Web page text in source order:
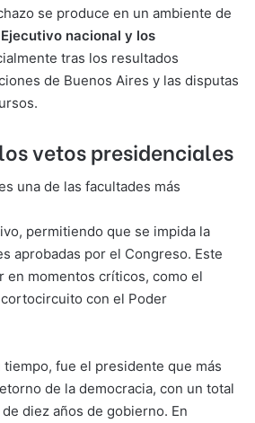
se produce en un ambiente de
nacional y los
tras los resultados
de Buenos Aires y las disputas
vetos presidenciales
una de las facultades más
permitiendo que se impida la
aprobadas por el Congreso. Este
en momentos críticos, como el
con el Poder
tiempo, fue el presidente que más
de la democracia, con un total
diez años de gobierno. En